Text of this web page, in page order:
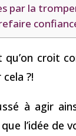
par la
croit
?!
à agir
l’idée de